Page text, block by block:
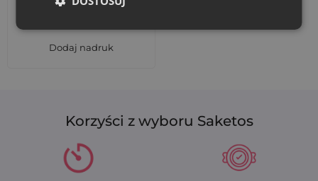
doskonale sprawdzą się w każdej branży i w domu.
Zamów już dziś
personalizacji nadrukiem od 30 sztuk
Dodaj nadruk
Korzyści z wyboru Saketos